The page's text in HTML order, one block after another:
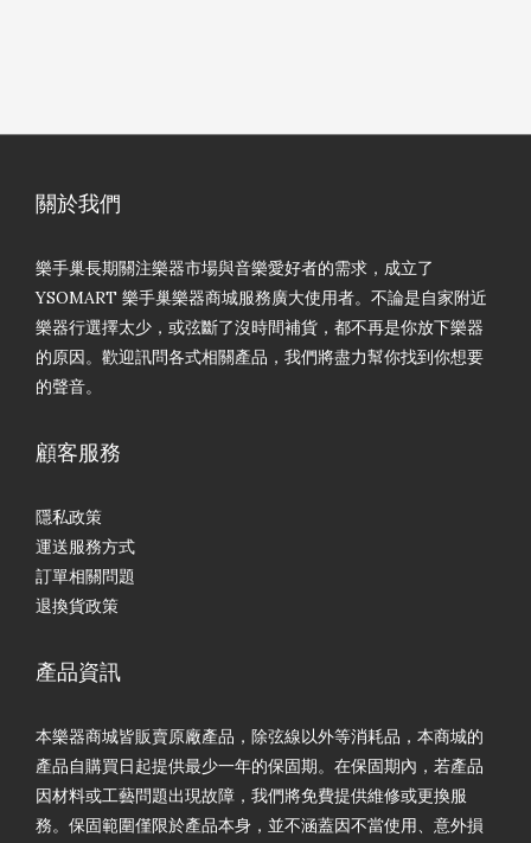
關於我們
樂手巢長期關注樂器市場與音樂愛好者的需求，成立了
YSOMART 樂手巢樂器商城服務廣大使用者。不論是自家附近
樂器行選擇太少，或弦斷了沒時間補貨，都不再是你放下樂器
的原因。歡迎訊問各式相關產品，我們將盡力幫你找到你想要
的聲音。
顧客服務
隱私政策
運送服務方式
訂單相關問題
退換貨政策
產品資訊
本樂器商城皆販賣原廠產品，除弦線以外等消耗品，本商城的
產品自購買日起提供最少一年的保固期。在保固期內，若產品
因材料或工藝問題出現故障，我們將免費提供維修或更換服
務。保固範圍僅限於產品本身，並不涵蓋因不當使用、意外損